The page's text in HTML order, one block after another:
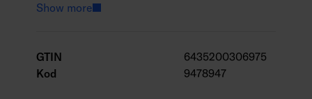
Slingan fungerar med batterier, inbyggd timer.
Show more
GTIN
6435200306975
Kod
9478947